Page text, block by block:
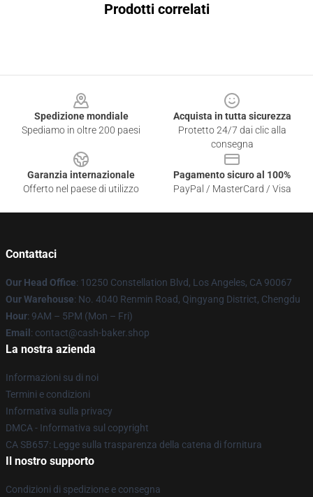
Prodotti correlati
Spedizione mondiale
Spediamo in oltre 200 paesi
Acquista in tutta sicurezza
Protetto 24/7 dai clic alla
consegna
Garanzia internazionale
Offerto nel paese di utilizzo
Pagamento sicuro al 100%
PayPal / MasterCard / Visa
Contattaci
Our Head Office: 10250 Constellation Blvd, Los Angeles, CA 90067
Our Warehouse: No. 4040 Renmin Road, Qingyang District, Chengdu
Hour: 9AM – 5PM (Mon – Fri)
Email : contact@cash-baker.shop
La nostra azienda
Informazioni su di noi
Termini e condizioni
Informativa sulla privacy
DMCA - Informativa sul copyright
CA SB657: Legge sulla trasparenza della catena di fornitura
Il nostro supporto
Condizioni di spedizione e consegna